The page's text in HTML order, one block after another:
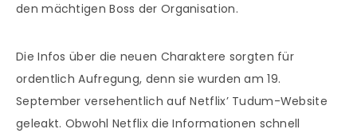
den mächtigen Boss der Organisation.
Die Infos über die neuen Charaktere sorgten für
ordentlich Aufregung, denn sie wurden am 19.
September versehentlich auf Netflix’ Tudum-Website
geleakt. Obwohl Netflix die Informationen schnell